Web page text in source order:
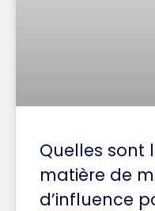
Quelles sont
matière de
d’influence